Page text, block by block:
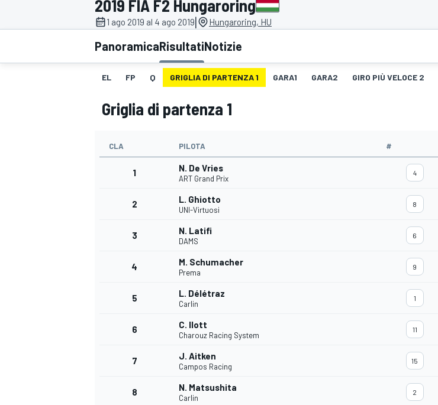
MOTOGP WEC
WRC
2019 FIA F2 Hungaroring
1 ago 2019 al 4 ago 2019| Hungaroring, HU
PanoramicaRisultatiNotizie
EL FP Q GRIGLIA DI PARTENZA 1 GARA1 GARA2 GIRO PIÙ VELOCE 2
Griglia di partenza 1
CLA PILOTA #
1 N. De Vries
ART Grand Prix
4
2 L. Ghiotto
UNI-Virtuosi
8
3 N. Latifi
DAMS
6
4 M. Schumacher
Prema
9
5 L. Délétraz
Carlin
1
6 C. Ilott
Charouz Racing System
11
7 J. Aitken
Campos Racing
15
8 N. Matsushita
Carlin
2